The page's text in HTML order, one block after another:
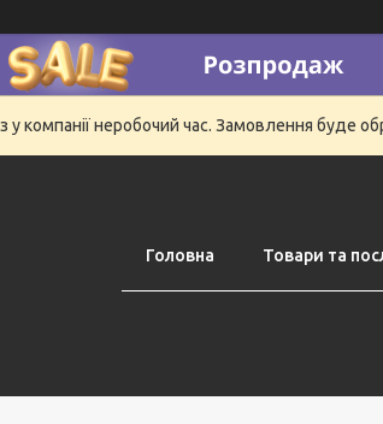
у компанії неробочий час. Замовлення буде
Головна Товари та